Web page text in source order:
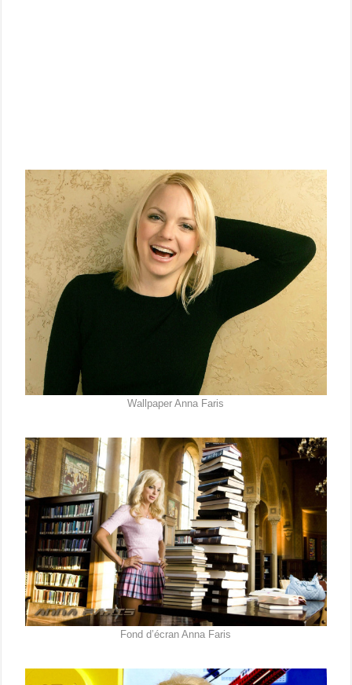
Wallpaper Anna Faris
Fond d’écran Anna Faris